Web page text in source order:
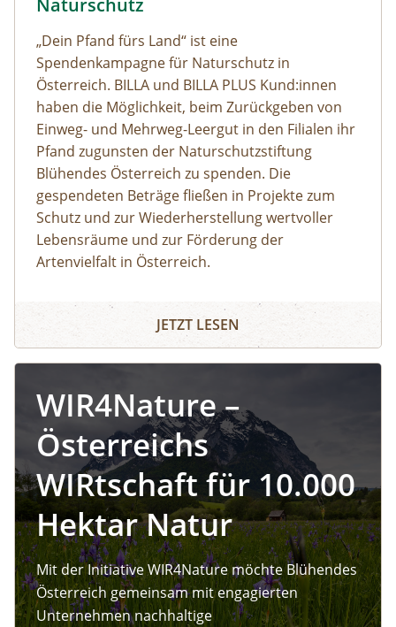
Naturschutz
„Dein Pfand fürs Land“ ist eine
Spendenkampagne für Naturschutz in
Österreich. BILLA und BILLA PLUS Kund:innen
haben die Möglichkeit, beim Zurückgeben von
Einweg- und Mehrweg-Leergut in den Filialen ihr
Pfand zugunsten der Naturschutzstiftung
Blühendes Österreich zu spenden. Die
gespendeten Beträge fließen in Projekte zum
Schutz und zur Wiederherstellung wertvoller
Lebensräume und zur Förderung der
Artenvielfalt in Österreich.
JETZT LESEN
WIR4Nature –
Österreichs
WIRtschaft für 10.000
Hektar Natur
Mit der Initiative WIR4Nature möchte Blühendes
Österreich gemeinsam mit engagierten
Unternehmen nachhaltige